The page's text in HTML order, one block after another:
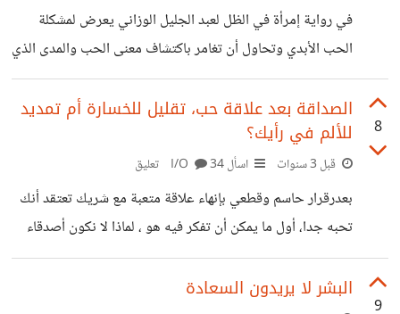
في رواية إمرأة في الظل لعبد الجليل الوزاني يعرض لمشكلة
الحب الأبدي وتحاول أن تغامر باكتشاف معنى الحب والمدى الذي
يمكن أن يصل إليه ما يمكن أن نسميه الحب الحقيقي. للحب
سلطان لا يعلمه إلا العاشقين، بعد اجتماع ليلة واحدة ستجعل
البطلة زينب تعيش أسيرة طوال حياتها لحب لم يثمر إلا ابن خطأ،
اختار أبوه أن ينكر ما فعل ويبدأ حياة جديدة مستقرة مع أخرى
في مكان آخر، ورغم الهجران والنكران وخطر الموت وجميع
الظروف السيئة التي عانتها البطلة التي
8
الصداقة بعد علاقة حب، تقليل للخسارة أم تمديد
للألم في رأيك؟
قبل 3 سنوات اسأل I/O34 تعليق
بعدرقرار حاسم وقطعي بإنهاء علاقة متعبة مع شريك تعتقد أنك
تحبه جدا، أول ما يمكن أن تفكر فيه هو ، لماذا لا نكون أصدقاء
فقط، لكي نتجنب خسائر أكثر و نقلل من ألم الفراق. ستقول في
نفسك، اجعله صديقا حتلى يبقى بين عينيك ولا تنكسر أكثر، لكن
9
البشر لا يريدون السعادة